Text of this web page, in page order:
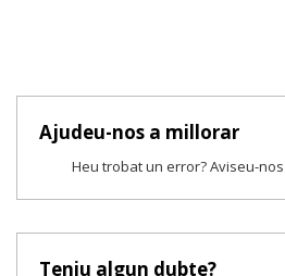
Ajudeu-nos a millorar
Heu trobat un error? Aviseu-
Teniu algun dubte?